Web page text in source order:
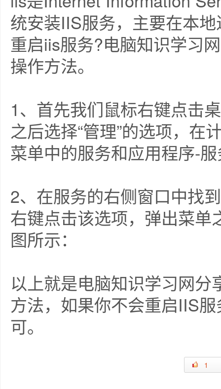
统安装IIS服务，主要在本
重启iis服务?电脑知识学习
操作方法。
1、首先我们鼠标右键点击
之后选择“管理”的选项，在
菜单中的服务和应用程序-
2、在服务的右侧窗口中找
右键点击该选项，弹出菜单
图所示：
以上就是电脑知识学习网
方法，如果你不会重启IIS
可。
1